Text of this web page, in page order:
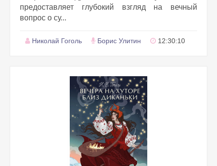
предоставляет глубокий взгляд на вечный
вопрос о су...
Николай Гоголь Борис Улитин 12:30:10